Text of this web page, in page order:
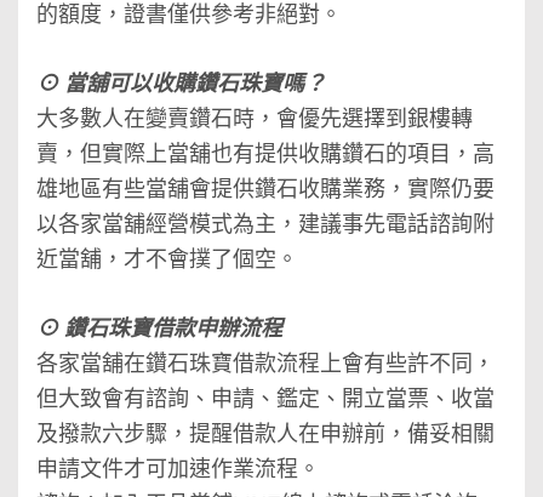
的額度，證書僅供參考非絕對。
⊙ 當舖可以收購鑽石珠寶嗎？
大多數人在變賣鑽石時，會優先選擇到銀樓轉
賣，但實際上當舖也有提供收購鑽石的項目，高
雄地區有些當舖會提供鑽石收購業務，實際仍要
以各家當舖經營模式為主，建議事先電話諮詢附
近當舖，才不會撲了個空。
⊙ 鑽石珠寶借款申辦流程
各家當舖在鑽石珠寶借款流程上會有些許不同，
但大致會有諮詢、申請、鑑定、開立當票、收當
及撥款六步驟，提醒借款人在申辦前，備妥相關
申請文件才可加速作業流程。